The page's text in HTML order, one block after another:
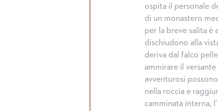
ospita il personale
di un monastero
per la breve salita è
dischiudono alla
deriva dal falco
ammirare il
avventurosi
nella roccia e
camminata interna,